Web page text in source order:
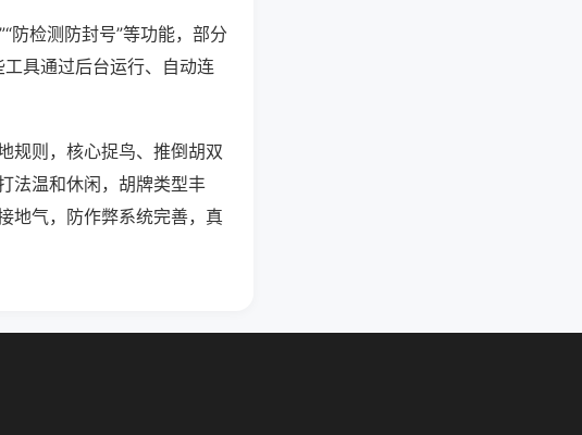
防检测防封号”等功能，部分
工具通过后台运行、自动连
规则，核心捉鸟、推倒胡双
法温和休闲，胡牌类型丰
地气，防作弊系统完善，真